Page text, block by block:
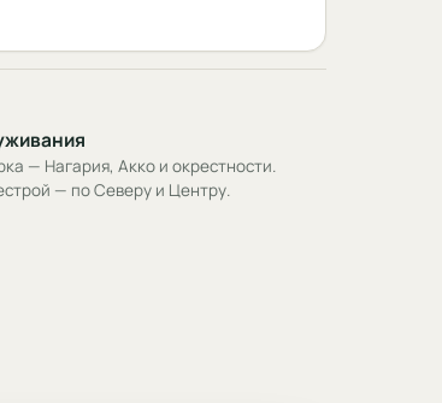
— Нагария, Акко и окрестности.
— по Северу и Центру.